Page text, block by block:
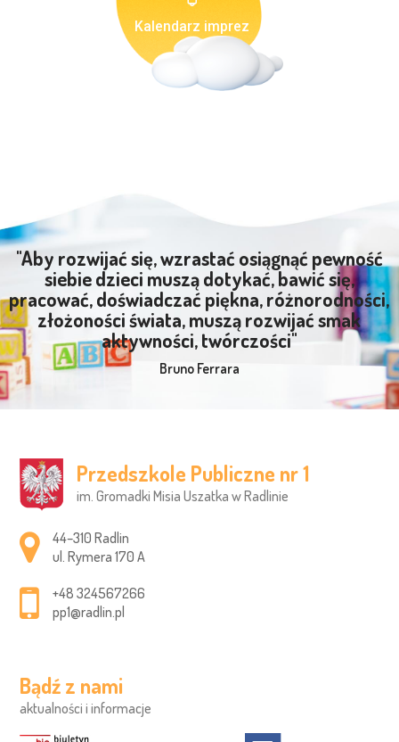
Kalendarz imprez
"Aby rozwijać się, wzrastać osiągnąć pewność
siebie dzieci muszą dotykać, bawić się,
pracować, doświadczać piękna, różnorodności,
złożoności świata, muszą rozwijać smak
aktywności, twórczości"
Bruno Ferrara
Przedszkole Publiczne nr 1
im. Gromadki Misia Uszatka w Radlinie
Adres pocztowy:
44–310 Radlin
ul. Rymera 170 A
+48 324567266
pp1@radlin.pl
Bądź z nami
aktualności i informacje